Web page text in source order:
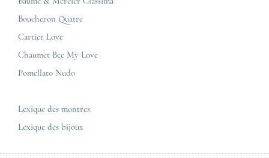
Plan du site
Nous contacter
Corner Maty Besançon Kennedy
IWC
Zénith
Tous les modèles de luxe
Boucheron Quatre
Cartier Love
Chaumet Bee My Love
Pomellato Nudo
Lexique des montres
Lexique des bijoux